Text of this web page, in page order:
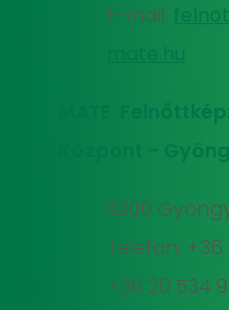
E-mail:
MATE
Központ -
3200
Telefon: +36
+36 20 534